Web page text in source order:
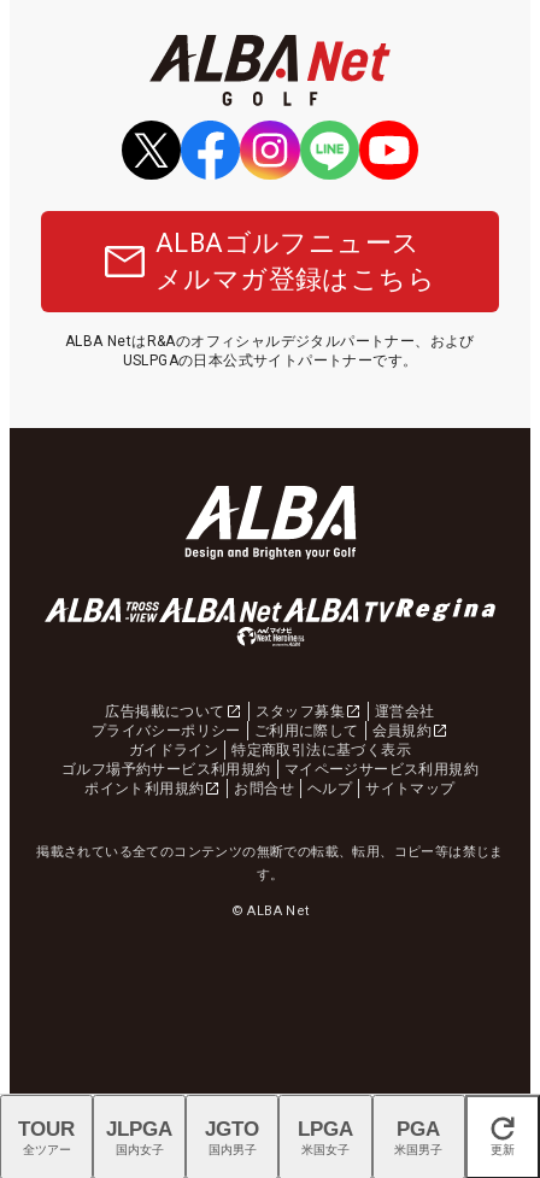
ALBAゴルフニュース
メルマガ登録はこちら
ALBA NetはR&Aのオフィシャルデジタルパートナー、および
USLPGAの日本公式サイトパートナーです。
広告掲載について スタッフ募集
運営会社
プライバシーポリシー
ご利用に際して
会員規約
ガイドライン
特定商取引法に基づく表示
ゴルフ場予約サービス利用規約
マイページサービス利用規約
ポイント利用規約
お問合せ ヘルプ サイトマップ
掲載されている全てのコンテンツの無断での転載、転用、コピー等は禁じま
す。
© ALBA Net
閉じる
TOUR
全ツアー
JLPGA
国内女子
JGTO
国内男子
LPGA
米国女子
PGA
米国男子 更新